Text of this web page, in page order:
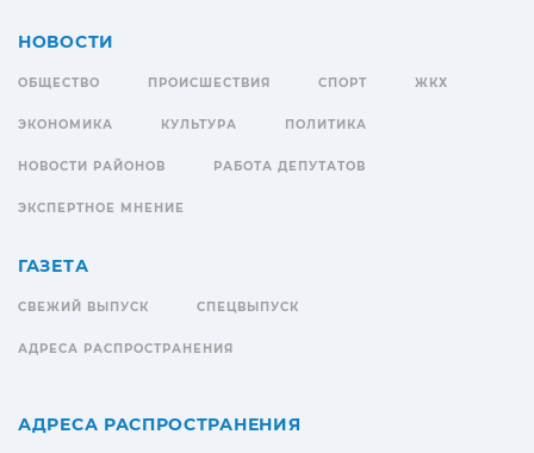
НОВОСТИ
ОБЩЕСТВО ПРОИСШЕСТВИЯ СПОРТ ЖКХ
ЭКОНОМИКА КУЛЬТУРА ПОЛИТИКА
НОВОСТИ РАЙОНОВ РАБОТА ДЕПУТАТОВ
ЭКСПЕРТНОЕ МНЕНИЕ
ГАЗЕТА
СВЕЖИЙ ВЫПУСК СПЕЦВЫПУСК
АДРЕСА РАСПРОСТРАНЕНИЯ
АДРЕСА РАСПРОСТРАНЕНИЯ